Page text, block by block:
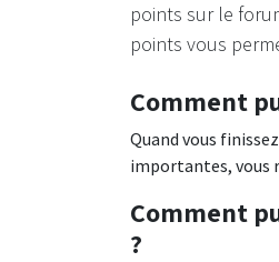
points sur le
points vous
Comment
Quand vous
importantes, vous
Comment
?